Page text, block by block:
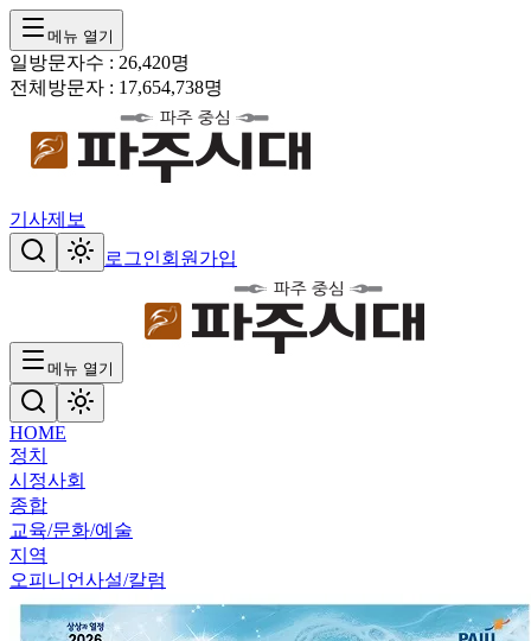
메뉴 열기
일방문자수 : 26,420명
전체방문자 : 17,654,738명
기사제보
로그인회원가입
메뉴 열기
HOME
정치
시정사회
종합
교육/문화/예술
지역
오피니언사설/칼럼